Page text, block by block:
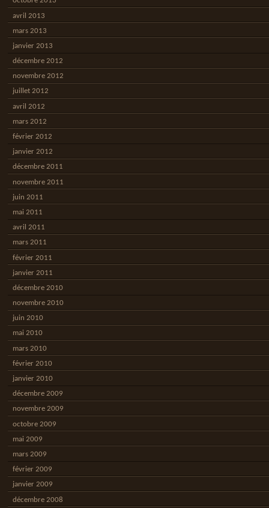
avril 2013
mars 2013
janvier 2013
décembre 2012
novembre 2012
juillet 2012
avril 2012
mars 2012
février 2012
janvier 2012
décembre 2011
novembre 2011
juin 2011
mai 2011
avril 2011
mars 2011
février 2011
janvier 2011
décembre 2010
novembre 2010
juin 2010
mai 2010
mars 2010
février 2010
janvier 2010
décembre 2009
novembre 2009
octobre 2009
mai 2009
mars 2009
février 2009
janvier 2009
décembre 2008